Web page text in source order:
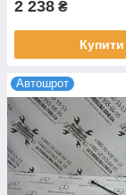
2 238 ₴
Купити
Автошрот